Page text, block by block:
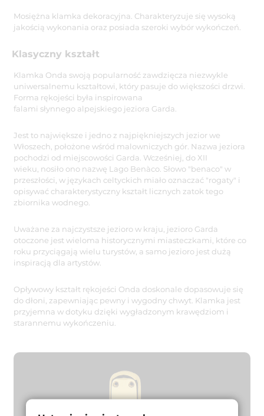
Mosiężna klamka dekoracyjna. Charakteryzuje się wysoką
jakością wykonania oraz posiada szeroki wybór wykończeń.
Klasyczny kształt
Klamka Onda swoją popularność zawdzięcza niezwykle
uniwersalnemu kształtowi, który pasuje do większości drzwi.
Forma rękojeści była inspirowana
falami słynnego alpejskiego jeziora Garda.
Jest to największe i jedno z najpiękniejszych jezior we
Włoszech, położone wśród malowniczych gór. Nazwa jeziora
pochodzi od miejscowości Garda. Wcześniej, do XII
wieku, nosiło ono nazwę Lago Benàco. Słowo "benaco" w
przeszłości, w językach celtyckich miało oznaczać "rogaty" i
opisywać charakterystyczny kształt licznych zatok tego
zbiornika wodnego.
Uważane za najczystsze jezioro w kraju, jezioro Garda
otoczone jest wieloma historycznymi miasteczkami, które co
roku przyciągają wielu turystów, a samo jezioro jest dużą
inspiracją dla artystów.
Opływowy kształt rękojeści Onda doskonale dopasowuje się
do dłoni, zapewniając pewny i wygodny chwyt. Klamka jest
przyjemna w dotyku dzięki wygładzonym krawędziom i
starannemu wykończeniu.